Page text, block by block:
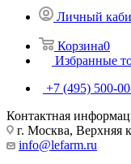
Личный
Корзина0
Избранные
+7 (495) 500-
Контактная
г. Москва, Верхняя
info@lefarm.ru